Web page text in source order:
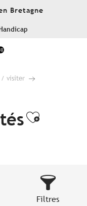
Bretagne
Handicap
/ visiter
Filtres